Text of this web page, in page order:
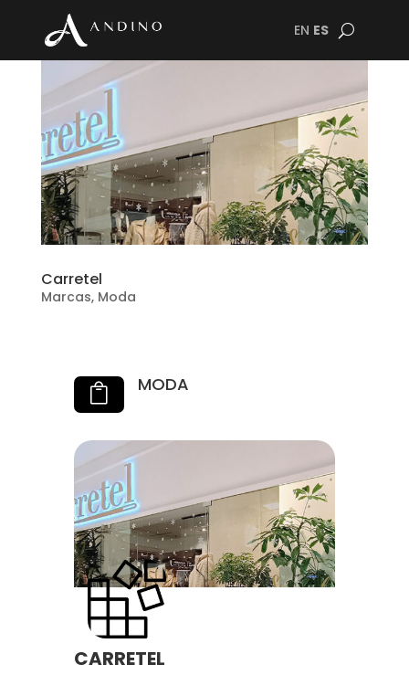
EN ES
Carretel
Marcas, Moda
 MODA
CARRETEL